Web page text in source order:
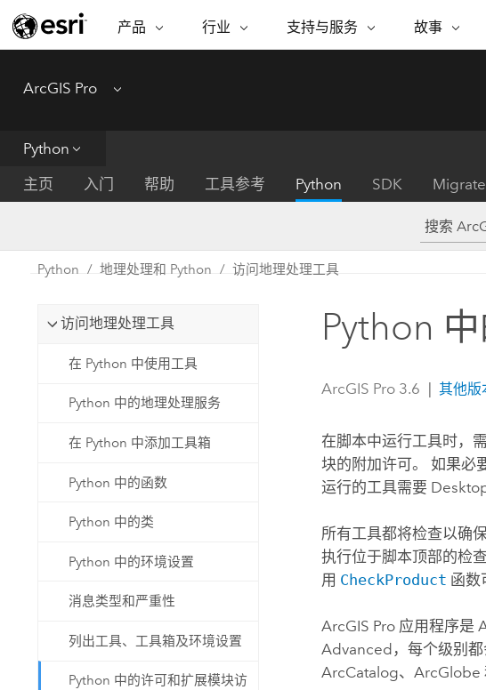
产品
ARCGIS
完整的 SaaS 制图平台
ArcGIS Enterprise
开发者技术
构建制图和空间分析应用程序
功能
将位置引入分析
集成、编辑和共享空
行业
行业
保护
能源公用事业
自然资源
州和地方政府
电信
交通运输
专题倡议
基础设施
者了解基础
探索基础设
支持与服务
支持与服务 故事
ESRI 故事
现实世界的
客
所有故事
ArcGIS Pro Menu
Python
主页
入门 帮助 工具参考 Python SDK
Python 地理处理和 Python 访问地理处理工具
访问地理处理工具
在 Python 中使用工具
Python 中的地理处理服务
在 Python 中添加工具箱
Python 中的函数
Python 中的类
Python 中的环境设置
消息类型和严重性
列出工具、工具箱及环境设置
Python 中的许可和扩展模块访
Python
ArcGIS Pro 3.6 其他版
在脚本中运行工具时，
块的附加许可。 如果必
运行的工具需要
所有工具都将检查以确
执行位于脚本顶部的检
用 CheckProduct 函数
ArcGIS Pro 应用程序是
Advanced ，每个级别
ArcCatalog、ArcGlobe